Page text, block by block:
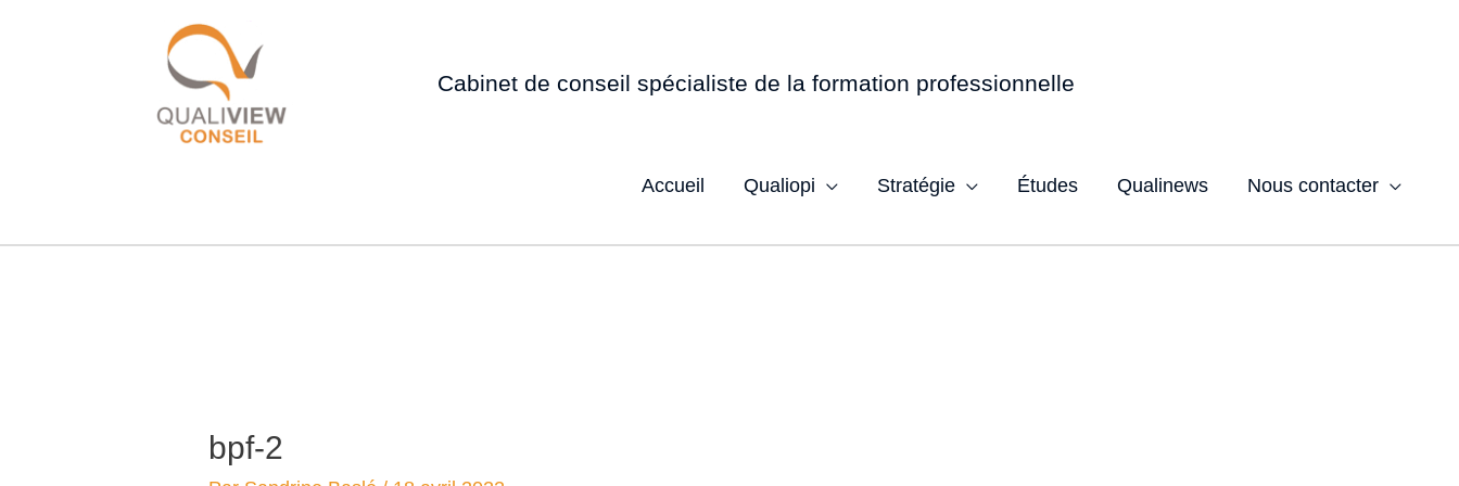
Cabinet de conseil spécialiste de la formation professionnelle
Accueil Qualiopi Stratégie Études Qualinews Nous contacter
bpf-2